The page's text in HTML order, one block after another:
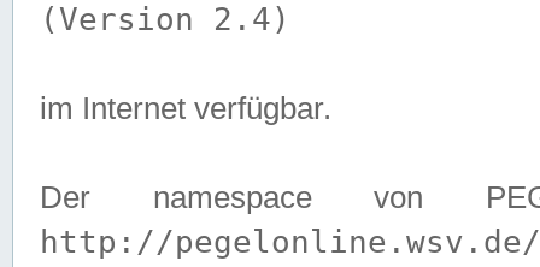
(Version 2.4)
im Internet verfügbar.
Der namespace von
http://pegelonline.wsv.de/